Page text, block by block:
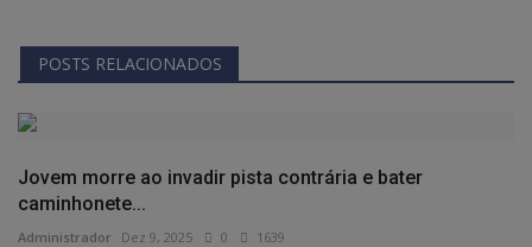
POSTS RELACIONADOS
Jovem morre ao invadir pista contrária e bater
caminhonete...
Administrador Dez 9, 2025 0 1639